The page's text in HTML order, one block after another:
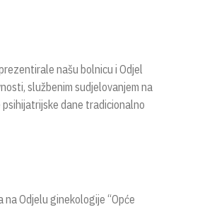
našu bolnicu i Odjel
službenim sudjelovanjem na
dane tradicionalno
Odjelu ginekologije “Opće